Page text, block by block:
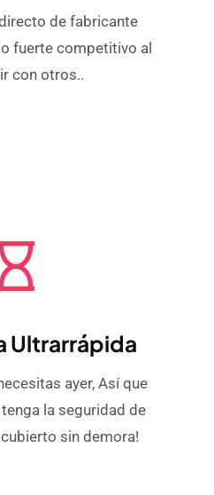
de fabricante
fuerte competitivo al
con otros..
Ultrarrápida
ayer, Así que
la seguridad de
sin demora!